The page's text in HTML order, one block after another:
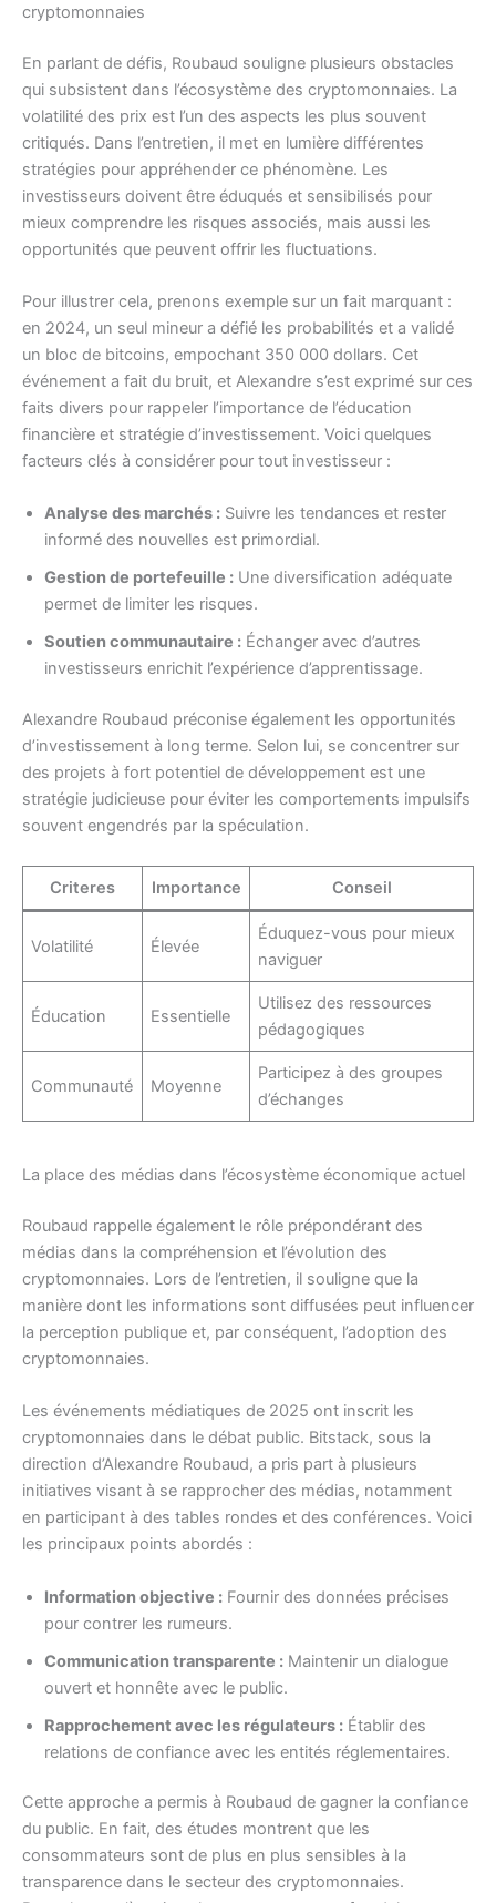
cryptomonnaies
En parlant de défis, Roubaud souligne plusieurs obstacles
qui subsistent dans l’écosystème des cryptomonnaies. La
volatilité des prix est l’un des aspects les plus souvent
critiqués. Dans l’entretien, il met en lumière différentes
stratégies pour appréhender ce phénomène. Les
investisseurs doivent être éduqués et sensibilisés pour
mieux comprendre les risques associés, mais aussi les
opportunités que peuvent offrir les fluctuations.
Pour illustrer cela, prenons exemple sur un fait marquant :
en 2024, un seul mineur a défié les probabilités et a validé
un bloc de bitcoins, empochant 350 000 dollars. Cet
événement a fait du bruit, et Alexandre s’est exprimé sur ces
faits divers pour rappeler l’importance de l’éducation
financière et stratégie d’investissement. Voici quelques
facteurs clés à considérer pour tout investisseur :
Analyse des marchés : Suivre les tendances et rester
informé des nouvelles est primordial.
Gestion de portefeuille : Une diversification adéquate
permet de limiter les risques.
Soutien communautaire : Échanger avec d’autres
investisseurs enrichit l’expérience d’apprentissage.
Alexandre Roubaud préconise également les opportunités
d’investissement à long terme. Selon lui, se concentrer sur
des projets à fort potentiel de développement est une
stratégie judicieuse pour éviter les comportements impulsifs
souvent engendrés par la spéculation.
Criteres Importance Conseil
Volatilité Élevée
Éduquez-vous pour mieux
naviguer
Éducation Essentielle
Utilisez des ressources
pédagogiques
Communauté Moyenne
Participez à des groupes
d’échanges
La place des médias dans l’écosystème économique actuel
Roubaud rappelle également le rôle prépondérant des
médias dans la compréhension et l’évolution des
cryptomonnaies. Lors de l’entretien, il souligne que la
manière dont les informations sont diffusées peut influencer
la perception publique et, par conséquent, l’adoption des
cryptomonnaies.
Les événements médiatiques de 2025 ont inscrit les
cryptomonnaies dans le débat public. Bitstack, sous la
direction d’Alexandre Roubaud, a pris part à plusieurs
initiatives visant à se rapprocher des médias, notamment
en participant à des tables rondes et des conférences. Voici
les principaux points abordés :
Information objective : Fournir des données précises
pour contrer les rumeurs.
Communication transparente : Maintenir un dialogue
ouvert et honnête avec le public.
Rapprochement avec les régulateurs : Établir des
relations de confiance avec les entités réglementaires.
Cette approche a permis à Roubaud de gagner la confiance
du public. En fait, des études montrent que les
consommateurs sont de plus en plus sensibles à la
transparence dans le secteur des cryptomonnaies.